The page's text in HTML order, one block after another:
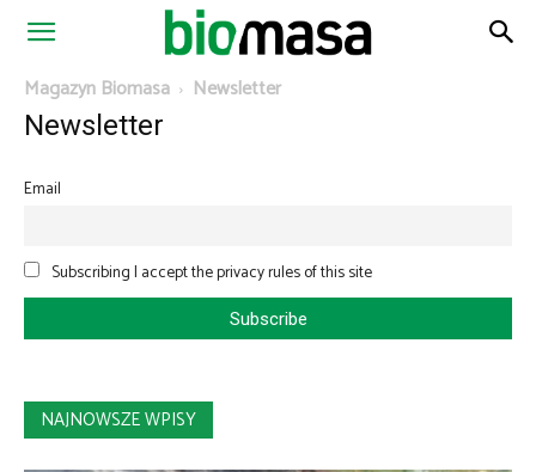
Magazyn
Biomasa
Magazyn Biomasa Newsletter
Newsletter
Email
Subscribing I accept the privacy rules of this site
NAJNOWSZE WPISY